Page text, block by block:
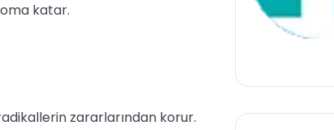
katar.
zararlarından korur.